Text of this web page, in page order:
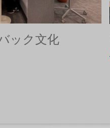
ック文化